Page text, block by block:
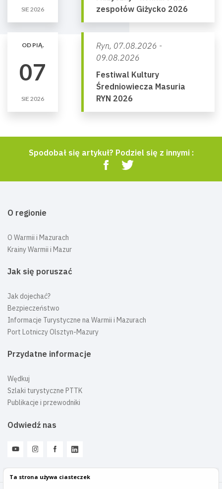
Ta strona używa ciasteczek
SIE 2026
zespołów Giżycko 2026
OD PIĄ.
07
SIE 2026
Ryn, 07.08.2026 -
09.08.2026
Festiwal Kultury
Średniowiecza Masuria
RYN 2026
Spodobał się artykuł? Podziel się z innymi :
O regionie
O Warmii i Mazurach
Krainy Warmii i Mazur
Jak się poruszać
Jak dojechać?
Bezpieczeństwo
Informacje Turystyczne na Warmii i Mazurach
Port Lotniczy Olsztyn-Mazury
Przydatne informacje
Wędkuj
Szlaki turystyczne PTTK
Publikacje i przewodniki
Odwiedź nas